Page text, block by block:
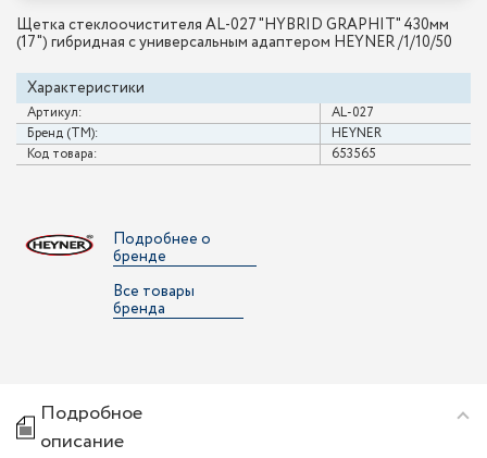
Щетка стеклоочистителя AL-027 "HYBRID GRAPHIT" 430мм
(17") гибридная с универсальным адаптером HEYNER /1/10/50
Характеристики
Артикул:
AL-027
Бренд (ТМ):
HEYNER
Код товара:
653565
Подробнее о
бренде
Все товары
бренда
Подробное
описание